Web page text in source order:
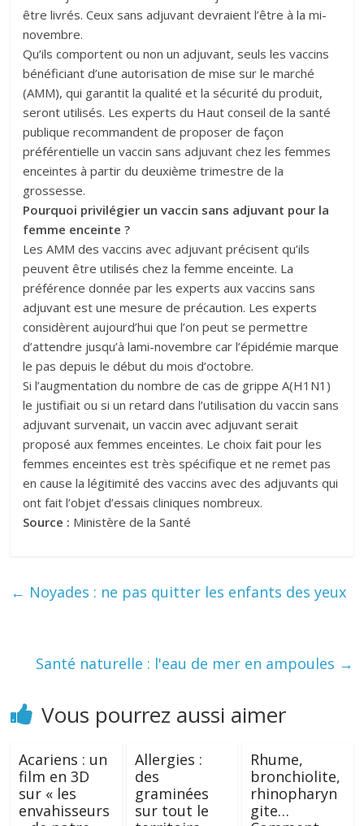
être livrés. Ceux sans adjuvant devraient l’être à la mi-
novembre.
Qu’ils comportent ou non un adjuvant, seuls les vaccins
bénéficiant d’une autorisation de mise sur le marché
(AMM), qui garantit la qualité et la sécurité du produit,
seront utilisés. Les experts du Haut conseil de la santé
publique recommandent de proposer de façon
préférentielle un vaccin sans adjuvant chez les femmes
enceintes à partir du deuxième trimestre de la
grossesse.
Pourquoi privilégier un vaccin sans adjuvant pour la
femme enceinte ?
Les AMM des vaccins avec adjuvant précisent qu’ils
peuvent être utilisés chez la femme enceinte. La
préférence donnée par les experts aux vaccins sans
adjuvant est une mesure de précaution. Les experts
considèrent aujourd’hui que l’on peut se permettre
d’attendre jusqu’à lami-novembre car l’épidémie marque
le pas depuis le début du mois d’octobre.
Si l’augmentation du nombre de cas de grippe A(H1N1)
le justifiait ou si un retard dans l’utilisation du vaccin sans
adjuvant survenait, un vaccin avec adjuvant serait
proposé aux femmes enceintes. Le choix fait pour les
femmes enceintes est très spécifique et ne remet pas
en cause la légitimité des vaccins avec des adjuvants qui
ont fait l’objet d’essais cliniques nombreux.
Source : Ministère de la Santé
← Noyades : ne pas quitter les enfants des yeux
Santé naturelle : l'eau de mer en ampoules →
Vous pourrez aussi aimer
Acariens : un
film en 3D
sur « les
envahisseurs
Allergies :
des
graminées
sur tout le
Rhume,
bronchiolite,
rhinopharyn
gite…